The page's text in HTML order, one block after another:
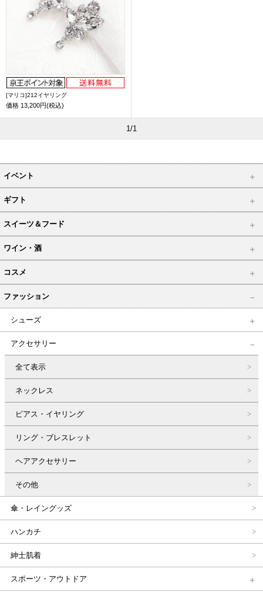
[マリコ]212イヤリング
価格 13,200円(税込)
1/1
イベント
ギフト
スイーツ＆フード
ワイン・酒
コスメ
ファッション
シューズ
アクセサリー
全て表示
ネックレス
ピアス・イヤリング
リング・ブレスレット
ヘアアクセサリー
その他
傘・レイングッズ
ハンカチ
紳士肌着
スポーツ・アウトドア